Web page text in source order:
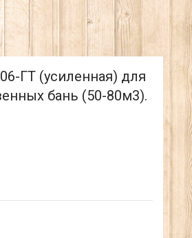
ГТ (усиленная) для
бань (50-80м3).